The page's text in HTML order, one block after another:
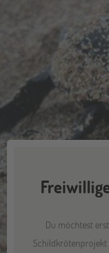
Du möchtest
Schildkrötenprojekt